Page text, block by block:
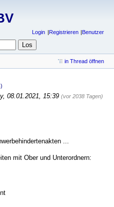
Login Registrieren Benutzer
in Thread öffnen
08.01.2021, 15:39 (vor 2038 Tagen)
...
mit Ober und Unterordnern: